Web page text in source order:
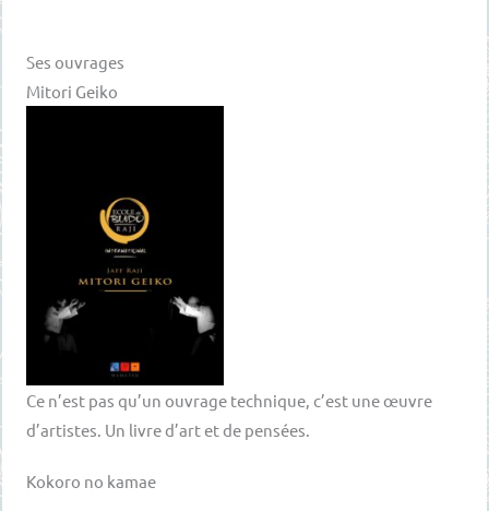
Ses ouvrages
Mitori Geiko
Ce n’est pas qu’un ouvrage technique, c’est une œuvre
d’artistes. Un livre d’art et de pensées.
Kokoro no kamae